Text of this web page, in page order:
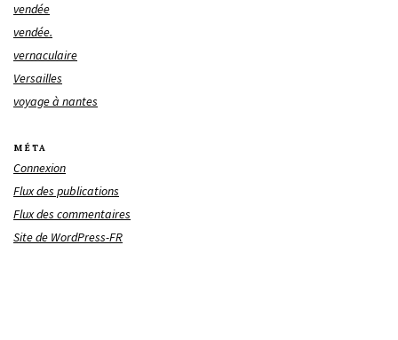
vendée
vendée.
vernaculaire
Versailles
voyage à nantes
MÉTA
Connexion
Flux des publications
Flux des commentaires
Site de WordPress-FR